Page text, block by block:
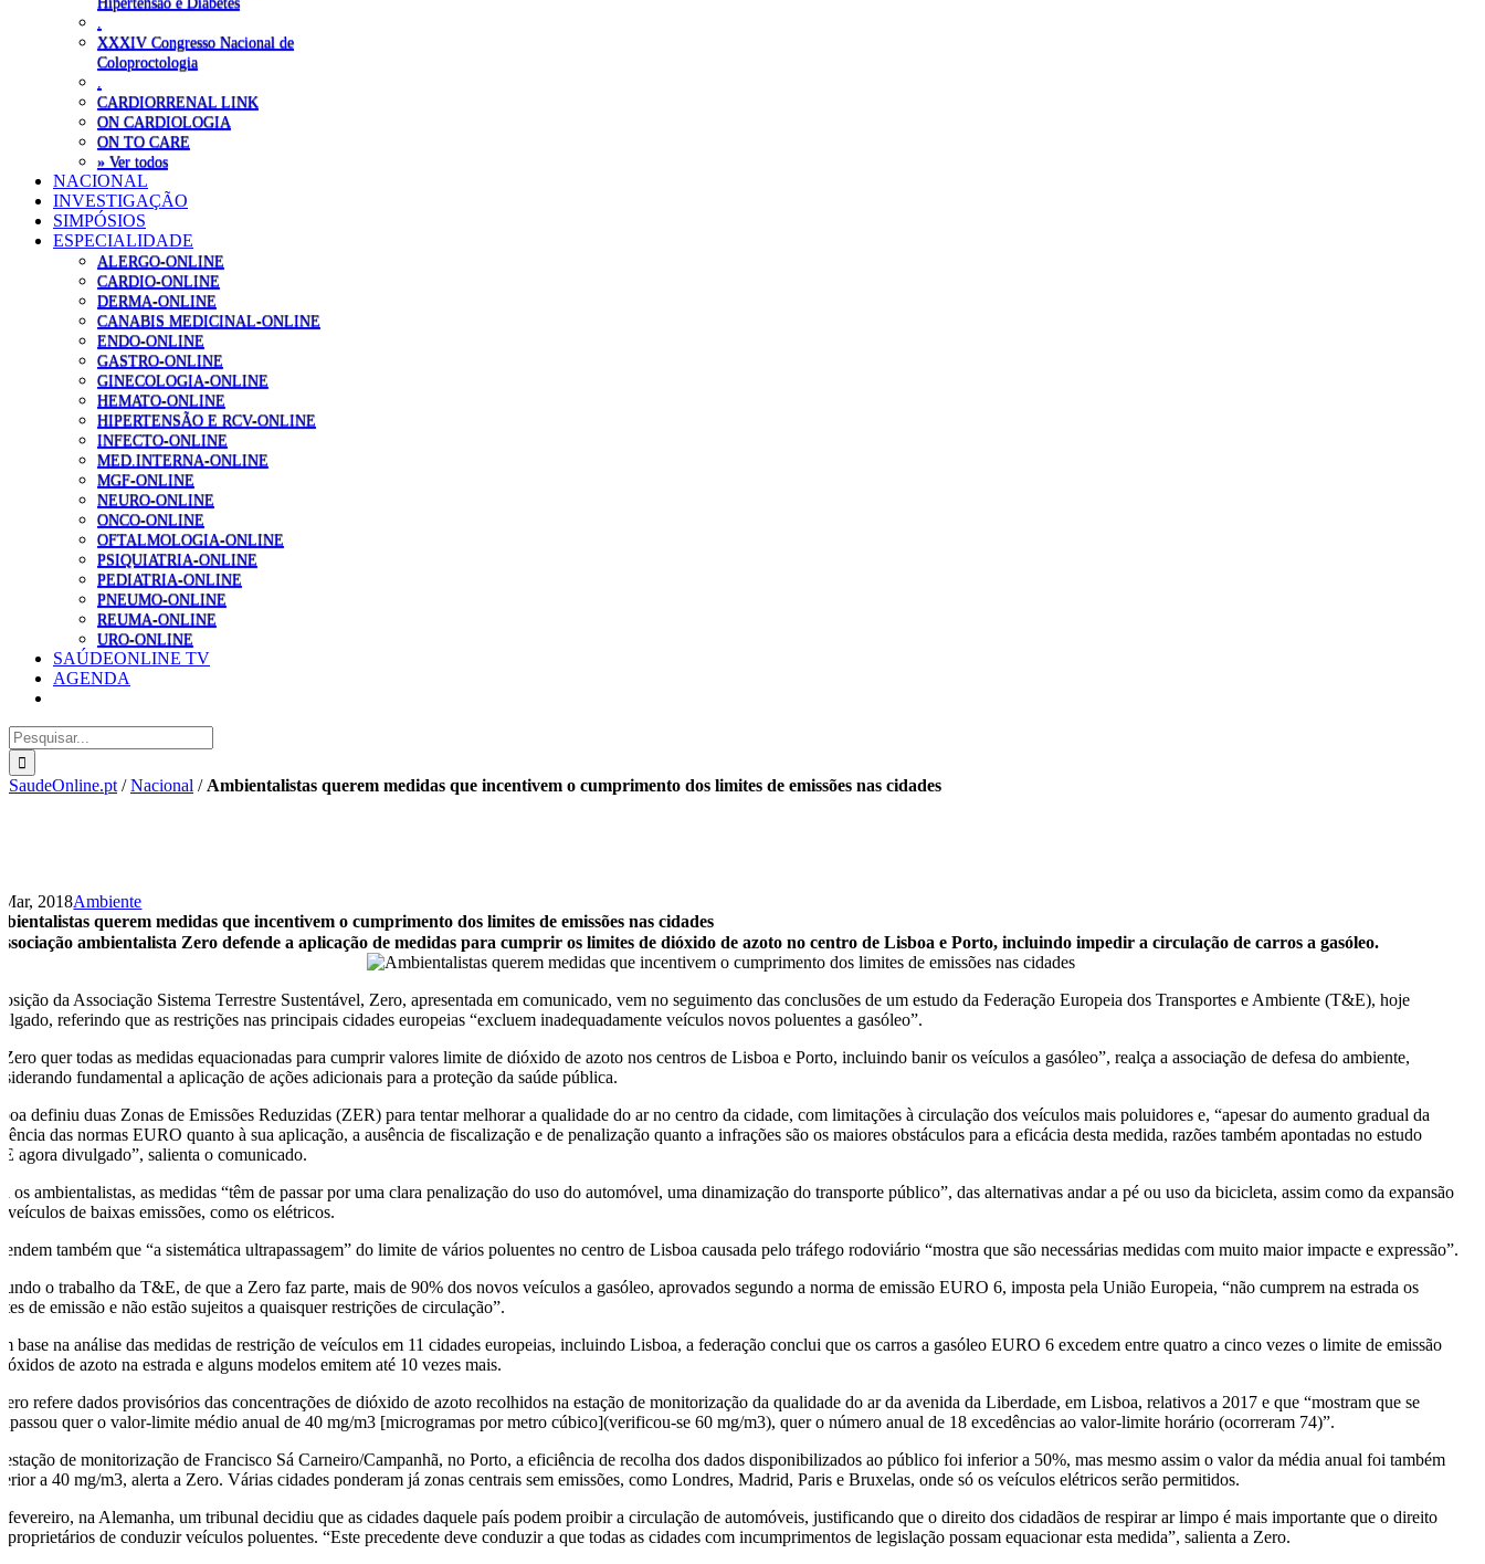
XXXIV Congresso Nacional de
Coloproctologia
CARDIORRENAL LINK
ON CARDIOLOGIA
ON TO CARE
» Ver todos
NACIONAL
INVESTIGAÇÃO
SIMPÓSIOS
ESPECIALIDADE
ALERGO-ONLINE
CARDIO-ONLINE
DERMA-ONLINE
CANABIS MEDICINAL-ONLINE
ENDO-ONLINE
GASTRO-ONLINE
GINECOLOGIA-ONLINE
HEMATO-ONLINE
HIPERTENSÃO E RCV-ONLINE
INFECTO-ONLINE
MED.INTERNA-ONLINE
MGF-ONLINE
NEURO-ONLINE
ONCO-ONLINE
OFTALMOLOGIA-ONLINE
PSIQUIATRIA-ONLINE
PEDIATRIA-ONLINE
PNEUMO-ONLINE
REUMA-ONLINE
URO-ONLINE
SAÚDEONLINE TV
AGENDA
Pesquisar
SaudeOnline.pt /Nacional / Ambientalistas querem medidas que incentivem o cumprimento dos limites de emissões nas cidades
2018Ambiente
querem medidas que incentivem o cumprimento dos limites de emissões nas cidades
ambientalista Zero defende a aplicação de medidas para cumprir os limites de dióxido de azoto no centro de Lisboa e Porto, incluindo impedir a circulação de carros a gasóleo.
da Associação Sistema Terrestre Sustentável, Zero, apresentada em comunicado, vem no seguimento das conclusões de um estudo da Federação Europeia dos Transportes e Ambiente (T&E), hoje
referindo que as restrições nas principais cidades europeias “excluem inadequadamente veículos novos poluentes a gasóleo”.
quer todas as medidas equacionadas para cumprir valores limite de dióxido de azoto nos centros de Lisboa e Porto, incluindo banir os veículos a gasóleo”, realça a associação de defesa do ambiente,
fundamental a aplicação de ações adicionais para a proteção da saúde pública.
definiu duas Zonas de Emissões Reduzidas (ZER) para tentar melhorar a qualidade do ar no centro da cidade, com limitações à circulação dos veículos mais poluidores e, “apesar do aumento gradual da
das normas EURO quanto à sua aplicação, a ausência de fiscalização e de penalização quanto a infrações são os maiores obstáculos para a eficácia desta medida, razões também apontadas no estudo
agora divulgado”, salienta o comunicado.
os ambientalistas, as medidas “têm de passar por uma clara penalização do uso do automóvel, uma dinamização do transporte público”, das alternativas andar a pé ou uso da bicicleta, assim como da expansão
veículos de baixas emissões, como os elétricos.
também que “a sistemática ultrapassagem” do limite de vários poluentes no centro de Lisboa causada pelo tráfego rodoviário “mostra que são necessárias medidas com muito maior impacte e expressão”.
o trabalho da T&E, de que a Zero faz parte, mais de 90% dos novos veículos a gasóleo, aprovados segundo a norma de emissão EURO 6, imposta pela União Europeia, “não cumprem na estrada os
de emissão e não estão sujeitos a quaisquer restrições de circulação”.
base na análise das medidas de restrição de veículos em 11 cidades europeias, incluindo Lisboa, a federação conclui que os carros a gasóleo EURO 6 excedem entre quatro a cinco vezes o limite de emissão
óxidos de azoto na estrada e alguns modelos emitem até 10 vezes mais.
refere dados provisórios das concentrações de dióxido de azoto recolhidos na estação de monitorização da qualidade do ar da avenida da Liberdade, em Lisboa, relativos a 2017 e que “mostram que se
quer o valor-limite médio anual de 40 mg/m3 [microgramas por metro cúbico](verificou-se 60 mg/m3), quer o número anual de 18 excedências ao valor-limite horário (ocorreram 74)”.
estação de monitorização de Francisco Sá Carneiro/Campanhã, no Porto, a eficiência de recolha dos dados disponibilizados ao público foi inferior a 50%, mas mesmo assim o valor da média anual foi também
a 40 mg/m3, alerta a Zero. Várias cidades ponderam já zonas centrais sem emissões, como Londres, Madrid, Paris e Bruxelas, onde só os veículos elétricos serão permitidos.
fevereiro, na Alemanha, um tribunal decidiu que as cidades daquele país podem proibir a circulação de automóveis, justificando que o direito dos cidadãos de respirar ar limpo é mais importante que o direito
proprietários de conduzir veículos poluentes. “Este precedente deve conduzir a que todas as cidades com incumprimentos de legislação possam equacionar esta medida”, salienta a Zero.